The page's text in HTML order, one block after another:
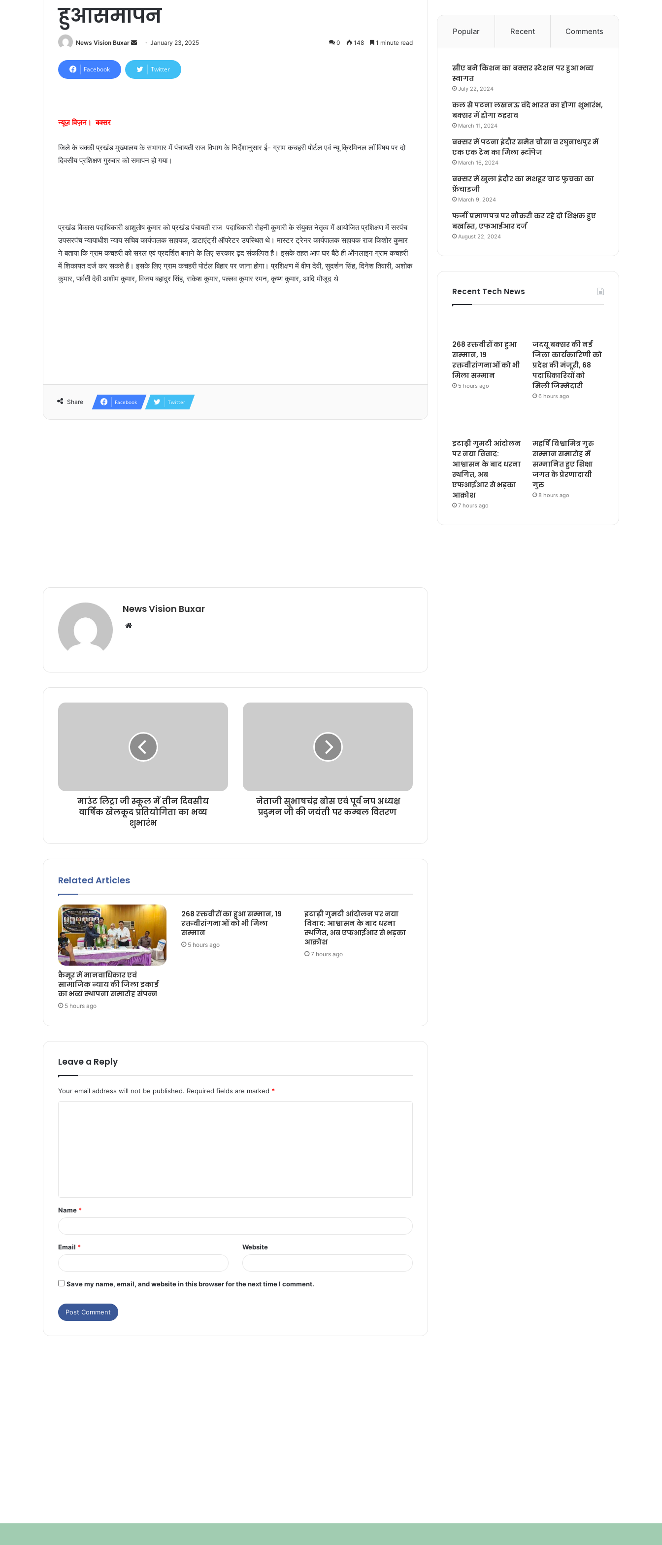
हुआसमापन
News Vision Buxar
n
d
i
l
January 23, 2025 0 148 1 minute read
Facebook Twitter
न्यूज़ विज़न। बक्सर
जिले के चक्की प्रखंड मुख्यालय के सभागार में पंचायती राज विभाग के निर्देशानुसार ई- ग्राम कचहरी पोर्टल एवं न्यू क्रिमिनल लाॅं विषय पर दो
दिवसीय प्रशिक्षण गुरुवार को समापन हो गया।
प्रखंड विकास पदाधिकारी आशुतोष कुमार को प्रखंड पंचायती राज पदाधिकारी रोहनी कुमारी के संयुक्त नेतृत्व में आयोजित प्रशिक्षण में सरपंच
उपसरपंच न्यायाधीश न्याय सचिव कार्यपालक सहायक, डाटाएंट्री ऑपरेटर उपस्थित थे। मास्टर ट्रेनर कार्यपालक सहायक राज किशोर कुमार
ने बताया कि ग्राम कचहरी को सरल एवं प्रदर्शित बनाने के लिए सरकार ढ़द संकल्पित है। इसके तहत आप घर बैठे ही ऑनलाइन ग्राम कचहरी
में शिकायत दर्ज कर सकते हैं। इसके लिए ग्राम कचहरी पोर्टल बिहार पर जाना होगा। प्रशिक्षण में वीण देवी, सुदर्शन सिंह, दिनेश तिवारी, अशोक
कुमार, पार्वती देवी अशीम कुमार, विजय बहादुर सिंह, राकेश कुमार, पल्लव कुमार रमन, कृष्ण कुमार, आदि मौजूद थे
Share Facebook Twitter
News Vision Buxar
i
माउंट लिट्रा जी स्कूल में तीन दिवसीय
वार्षिक खेलकूद प्रतियोगिता का भव्य
शुभारंभ
नेताजी सुभाषचंद्र बोस एवं पूर्व नप अध्यक्ष
प्रदुमन जी की जयंती पर कम्बल वितरण
Related Articles
कैमूर में मानवाधिकार एवं
सामाजिक न्याय की जिला इकाई
का भव्य स्थापना समारोह संपन्न
5 hours ago
268 रक्तवीरों का हुआ सम्मान, 19
रक्तवीरांगनाओं को भी मिला
सम्मान
5 hours ago
इटाढ़ी गुमटी आंदोलन पर नया
विवाद: आश्वासन के बाद धरना
स्थगित, अब एफआईआर से भड़का
आक्रोश
7 hours ago
Leave a Reply
Your email address will not be published. Required fields are marked *
Name *
Email * Website
Save my name, email, and website in this browser for the next time I comment.
Popular Recent Comments
सीए बने किशन का बक्सर स्टेशन पर हुआ भव्य
स्वागत
July 22, 2024
कल से पटना लखनऊ वंदे भारत का होगा शुभारंभ,
बक्सर में होगा ठहराव
March 11, 2024
बक्सर में पटना इंदौर समेत चौसा व रघुनाथपुर में
एक एक ट्रेन का मिला स्टॉपेज
March 16, 2024
बक्सर में खुला इंदौर का मशहूर चाट फुचका का
फ्रेंचाइजी
March 9, 2024
फर्जी प्रमाणपत्र पर नौकरी कर रहे दो शिक्षक हुए
बर्खास्त, एफआईआर दर्ज
August 22, 2024
Recent Tech News
268 रक्तवीरों का हुआ
सम्मान, 19
रक्तवीरांगनाओं को भी
मिला सम्मान
5 hours ago
जदयू बक्सर की नई
जिला कार्यकारिणी को
प्रदेश की मंजूरी, 68
पदाधिकारियों को
मिली जिम्मेदारी
6 hours ago
इटाढ़ी गुमटी आंदोलन
पर नया विवाद:
आश्वासन के बाद धरना
स्थगित, अब
एफआईआर से भड़का
आक्रोश
7 hours ago
महर्षि विश्वामित्र गुरु
सम्मान समारोह में
सम्मानित हुए शिक्षा
जगत के प्रेरणादायी
गुरु
8 hours ago